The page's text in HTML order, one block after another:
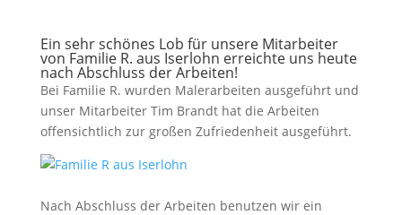
Ein sehr schönes Lob für unsere Mitarbeiter
von Familie R. aus Iserlohn erreichte uns heute
nach Abschluss der Arbeiten!
Bei Familie R. wurden Malerarbeiten ausgeführt und
unser Mitarbeiter Tim Brandt hat die Arbeiten
offensichtlich zur großen Zufriedenheit ausgeführt.
Nach Abschluss der Arbeiten benutzen wir ein